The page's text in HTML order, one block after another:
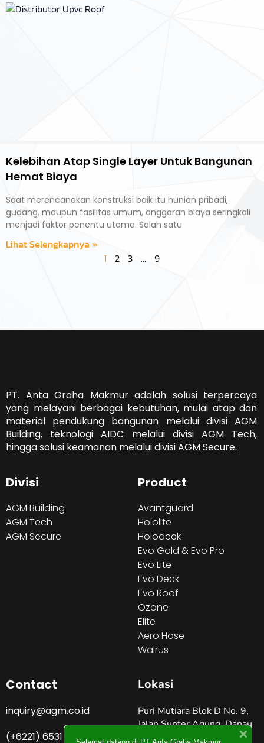
Kelebihan Atap Single Layer Untuk Bangunan
Hemat Biaya
Saat merencanakan konstruksi baik itu hunian pribadi,
gudang, maupun fasilitas umum, anggaran biaya seringkali
menjadi faktor penentu utama. Salah satu
Lihat Selengkapnya »
1 2 3 … 9
PT. Anta Graha Makmur adalah solusi terpercaya
yang melayani berbagai kebutuhan, mulai atap dan
material pendukung bangunan melalui divisi AGM
Building, teknologi AIDC melalui divisi AGM Tech,
hingga solusi keamanan melalui divisi AGM Secure.
Divisi
AGM Building
AGM Tech
AGM Secure
Product
Avantguard
Hololite
Holodeck
Evo Gold & Evo Pro
Evo Lite
Evo Deck
Evo Roof
Ozone
Elite
Aero Hose
Walrus
Contact
inquiry@agm.co.id
(+6221) 6531 4274
Lokasi
Puri Mutiara Blok D No. 9,
Jalan Sunter Agung, Danau
Sunter Jakarta Utara –